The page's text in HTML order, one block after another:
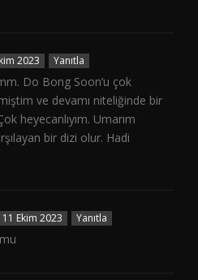
2023 Yanıtla
Do Bong Soon’u çok
ve devamı niteliğinde bir
heyecanlıyım. Umarım
bir dizi olur. Hadi
11 Ekim 2023 Yanıtla